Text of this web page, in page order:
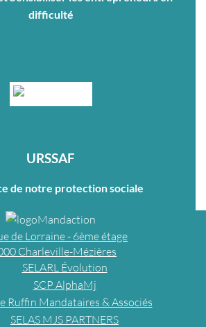
difficulté
URSSAF
de notre protection sociale
de Lorraine - 6ème étage
Charleville-Mézières
SELARL Évolution
SCP AlphaMj
Ruffin Mandataires & Associés
SELAS MJS PARTNERS